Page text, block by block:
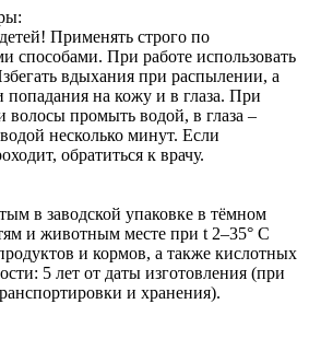
Применять строго по
способами. При работе использовать
вдыхания при распылении, а
попадания на кожу и в глаза. При
промыть водой, в глаза –
несколько минут. Если
обратиться к врачу.
в заводской упаковке в тёмном
и животным месте при t 2–35° С
и кормов, а также кислотных
5 лет от даты изготовления (при
и хранения).